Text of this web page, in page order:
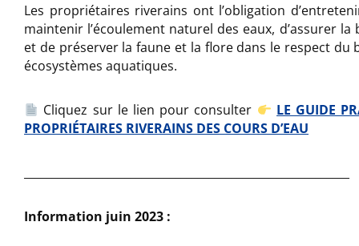
Les propriétaires riverains ont l’obligation
maintenir l’écoulement naturel des eaux, d’assurer
et de préserver la faune et la flore dans le respect du
écosystèmes aquatiques.
Cliquez sur le lien pour consulter
LE GUIDE
PROPRIÉTAIRES RIVERAINS DES COURS D’EAU
Information juin 2023 :